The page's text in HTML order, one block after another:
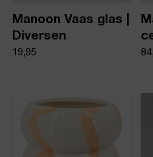
Manoon Vaas glas |
Diversen
19,95